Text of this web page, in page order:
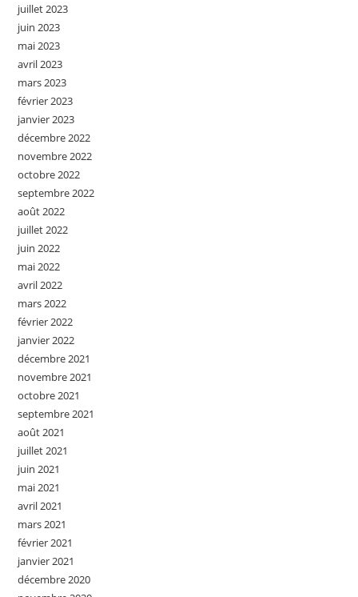
juillet 2023
juin 2023
mai 2023
avril 2023
mars 2023
février 2023
janvier 2023
décembre 2022
novembre 2022
octobre 2022
septembre 2022
août 2022
juillet 2022
juin 2022
mai 2022
avril 2022
mars 2022
février 2022
janvier 2022
décembre 2021
novembre 2021
octobre 2021
septembre 2021
août 2021
juillet 2021
juin 2021
mai 2021
avril 2021
mars 2021
février 2021
janvier 2021
décembre 2020